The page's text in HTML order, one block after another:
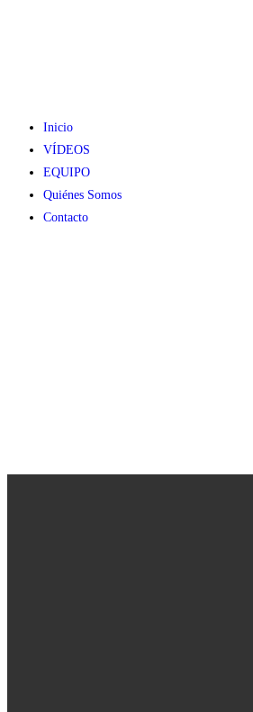
Inicio
VÍDEOS
EQUIPO
Quiénes Somos
Contacto